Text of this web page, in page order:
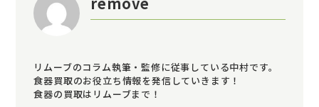
リムーブのコラム執筆・監修に従事している中村です。
食器買取のお役立ち情報を発信していきます！
食器の買取はリムーブまで！